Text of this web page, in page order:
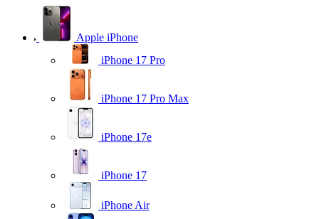
Apple iPhone
iPhone 17 Pro
iPhone 17 Pro Max
iPhone 17e
iPhone 17
iPhone Air